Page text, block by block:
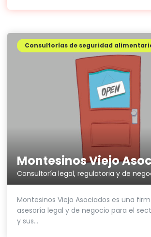
Montesinos Viejo
Consultoría legal, regulatoria y de
Consultorías de seguridad
Montesinos Viejo Asociados es una
asesoría legal y de negocio para el
y sus...